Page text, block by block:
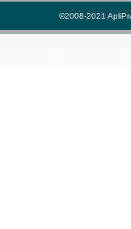
©2008-2021